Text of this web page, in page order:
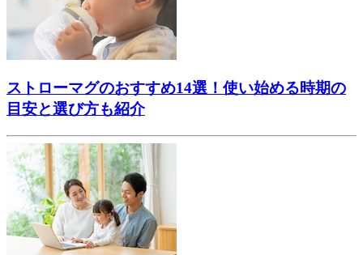
ストローマグのおすすめ14選！使い始める時期の
目安と選び方も紹介